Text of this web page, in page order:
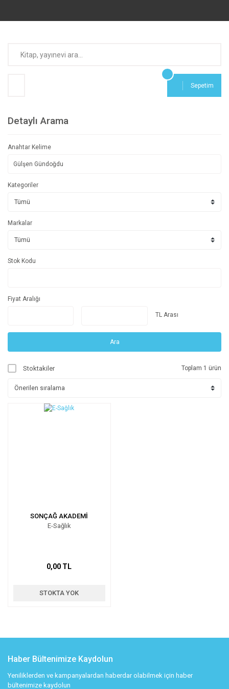
Sepetim
Detaylı Arama
Anahtar Kelime
Kategoriler
Markalar
Stok Kodu
Fiyat Aralığı
TL Arası
Ara
Stoktakiler Toplam 1 ürün
SONÇAĞ AKADEMİ
E-Sağlık
0,00 TL
STOKTA YOK
Haber Bültenimize Kaydolun
Yeniliklerden ve kampanyalardan haberdar olabilmek için haber
bültenimize kaydolun